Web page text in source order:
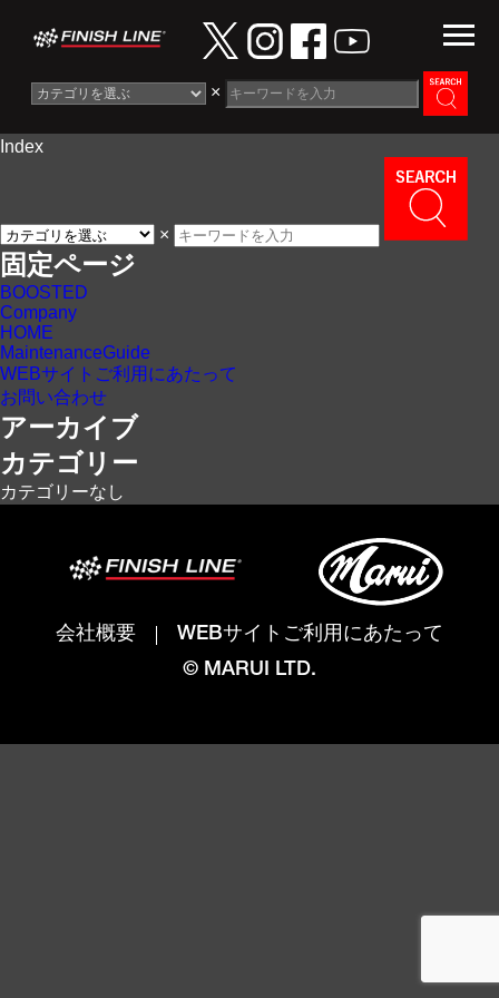
×
Information
Maintenance Guide
Contact
Index
×
固定ページ
BOOSTED
Company
HOME
MaintenanceGuide
WEBサイトご利用にあたって
お問い合わせ
アーカイブ
カテゴリー
カテゴリーなし
会社概要
WEBサイトご利用にあたって
© MARUI LTD.